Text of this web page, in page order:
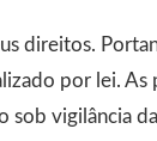
direitos.
por lei. As
sob vigilância